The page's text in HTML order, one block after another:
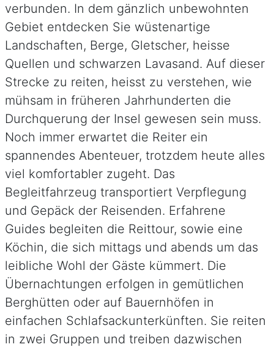
verbunden. In dem gänzlich unbewohnten
Gebiet entdecken Sie wüstenartige
Landschaften, Berge, Gletscher, heisse
Quellen und schwarzen Lavasand. Auf dieser
Strecke zu reiten, heisst zu verstehen, wie
mühsam in früheren Jahrhunderten die
Durchquerung der Insel gewesen sein muss.
Noch immer erwartet die Reiter ein
spannendes Abenteuer, trotzdem heute alles
viel komfortabler zugeht. Das
Begleitfahrzeug transportiert Verpflegung
und Gepäck der Reisenden. Erfahrene
Guides begleiten die Reittour, sowie eine
Köchin, die sich mittags und abends um das
leibliche Wohl der Gäste kümmert. Die
Übernachtungen erfolgen in gemütlichen
Berghütten oder auf Bauernhöfen in
einfachen Schlafsackunterkünften. Sie reiten
in zwei Gruppen und treiben dazwischen